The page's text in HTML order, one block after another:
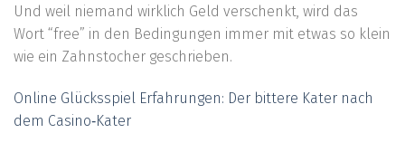
Und weil niemand wirklich Geld verschenkt, wird das
Wort “free” in den Bedingungen immer mit etwas so klein
wie ein Zahnstocher geschrieben.
Online Glücksspiel Erfahrungen: Der bittere Kater nach
dem Casino‑Kater